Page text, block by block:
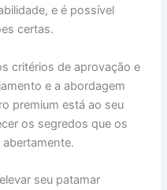
e é possível
certas.
critérios de aprovação e
e a abordagem
premium está ao seu
os segredos que os
seu patamar